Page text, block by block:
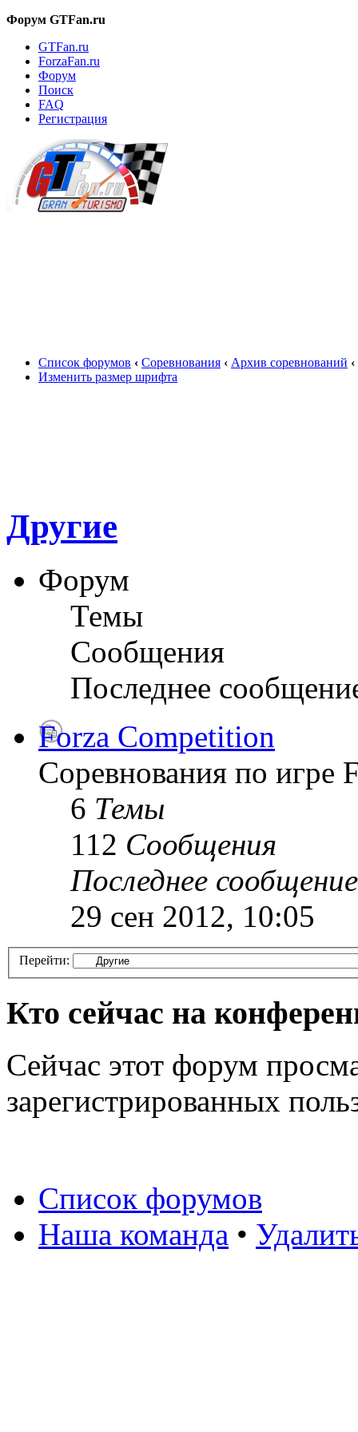
Форум GTFan.ru
GTFan.ru
ForzaFan.ru
Форум
Поиск
FAQ
Регистрация
Список форумов ‹ Соревнования ‹ Архив соревнований ‹
Изменить размер шрифта
Другие
Форум
Темы
Сообщения
Последнее
Forza Competition
Соревнования по игре
6 Темы
112 Сообщения
Последнее сообщение
29 сен 2012, 10:05
Перейти:
Кто сейчас на
Сейчас этот форум
зарегистрированных
Список форумов
Наша команда •